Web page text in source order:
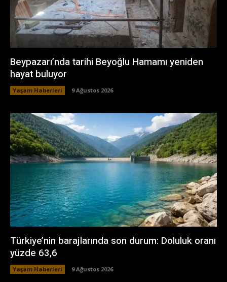
Beypazarı’nda tarihi Beyoğlu Hamamı yeniden
hayat buluyor
Yaşam Haberleri 9 Ağustos 2026
Türkiye’nin barajlarında son durum: Doluluk oranı
yüzde 63,6
Yaşam Haberleri 9 Ağustos 2026